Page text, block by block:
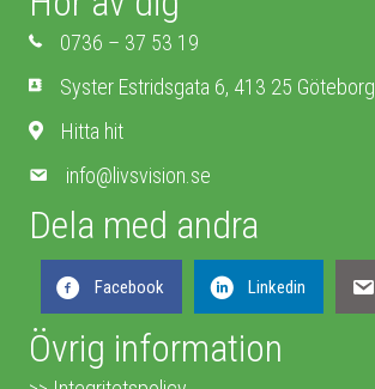
0736 – 37 53 19
Syster Estridsgata 6, 413 25 Göteborg
Hitta hit
info@livsvision.se
Dela med andra
Facebook Linkedin
Övrig information